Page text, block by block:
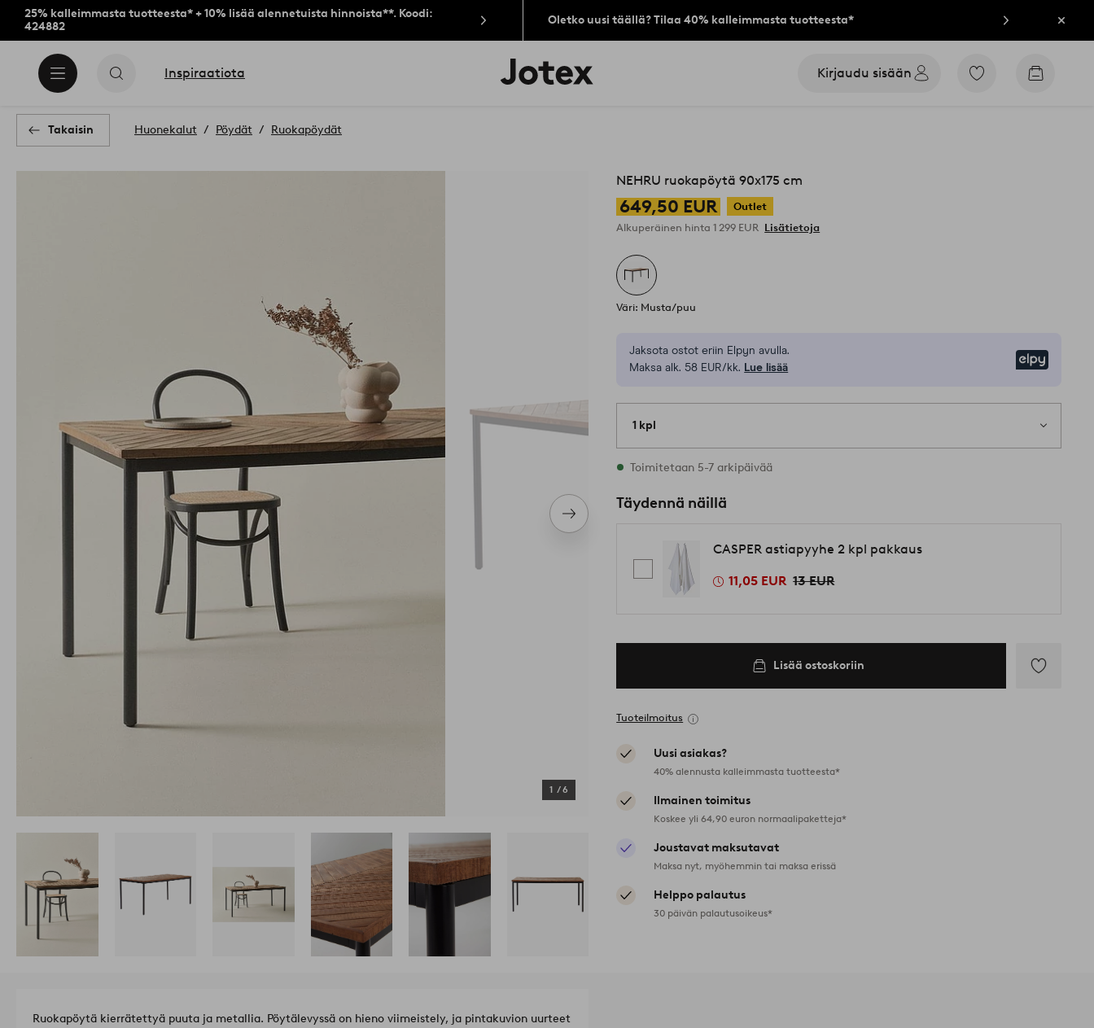
25% kalleimmasta tuotteesta* + 10% lisää alennetuista hinnoista**. Koodi:
424882
Oletko uusi täällä? Tilaa 40% kalleimmasta tuotteesta* Sulje
Inspiraatiota
Jotex-
logo
Kirjaudu sisään
Siirry
Siirry
Takaisin Huonekalut Pöydät Ruokapöydät
Seuraava
tuote
1 /6
NEHRU ruokapöytä 90x175 cm
649,50 EUR
Outlet
Alkuperäinen hinta1 299 EUR Lisätietoja
Väri: Musta/puu
Jaksota ostot eriin Elpyn avulla.
Maksa alk. 58 EUR/kk. Lue lisää
1 kpl
Varastossa
Toimitetaan 5-7 arkipäivää
Täydennä näillä
CASPER astiapyyhe 2 kpl pakkaus
11,05 EUR 13 EUR
Lisää ostoskoriin
Tuoteilmoitus
Uusi asiakas?
40% alennusta kalleimmasta tuotteesta*
Ilmainen toimitus
Koskee yli 64,90 euron normaalipaketteja*
Joustavat maksutavat
Maksa nyt, myöhemmin tai maksa erissä
Helppo palautus
30 päivän palautusoikeus*
Ruokapöytä kierrätettyä puuta ja metallia. Pöytälevyssä on hieno viimeistely, ja pintakuvion uurteet